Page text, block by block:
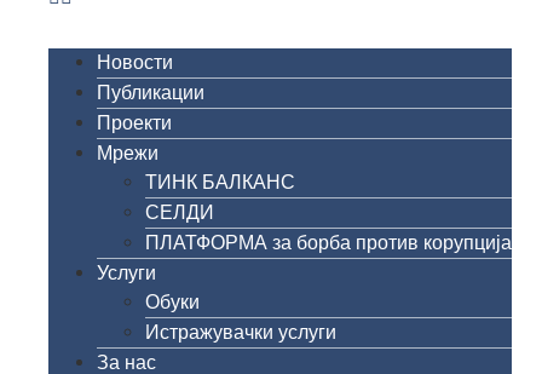
Новости
Публикации
Проекти
Мрежи
ТИНК БАЛКАНС
СЕЛДИ
ПЛАТФОРМА за борба против корупција
Услуги
Обуки
Истражувачки услуги
За нас